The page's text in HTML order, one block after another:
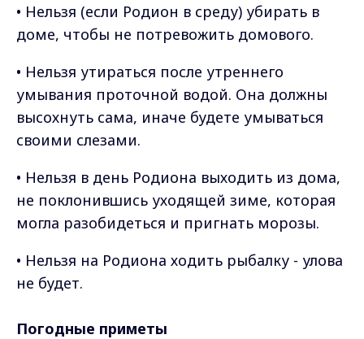
• Нельзя (если Родион в среду) убирать в
доме, чтобы не потревожить домового.
• Нельзя утираться после утреннего
умывания проточной водой. Она должны
высохнуть сама, иначе будете умываться
своими слезами.
• Нельзя в день Родиона выходить из дома,
не поклонившись уходящей зиме, которая
могла разобидеться и пригнать морозы.
• Нельзя на Родиона ходить рыбалку - улова
не будет.
Погодные приметы